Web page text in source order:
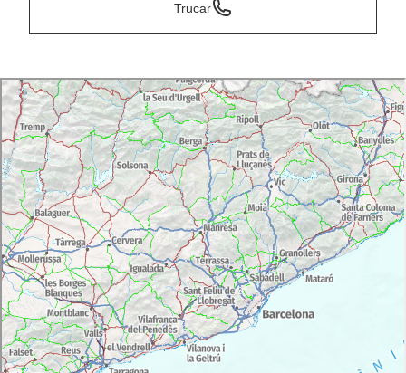
Trucar